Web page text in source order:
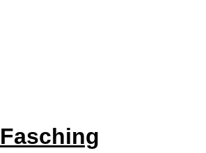
Fasching